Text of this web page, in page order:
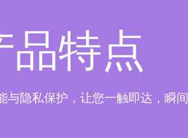
特点
隐私保护，让您一触即达，瞬间